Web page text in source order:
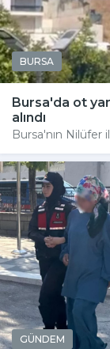
BURSA
Bursa'da ot
alındı
Bursa'nın Nilüfer
GÜNDEM